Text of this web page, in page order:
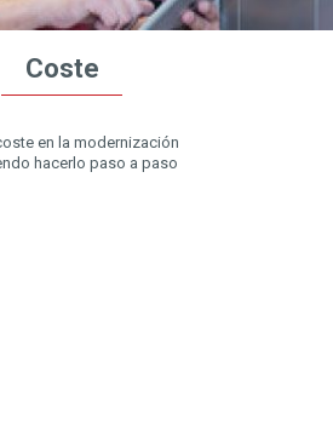
Rapidez
tiempo de ejecución
Coste
en la modernización
hacerlo paso a paso